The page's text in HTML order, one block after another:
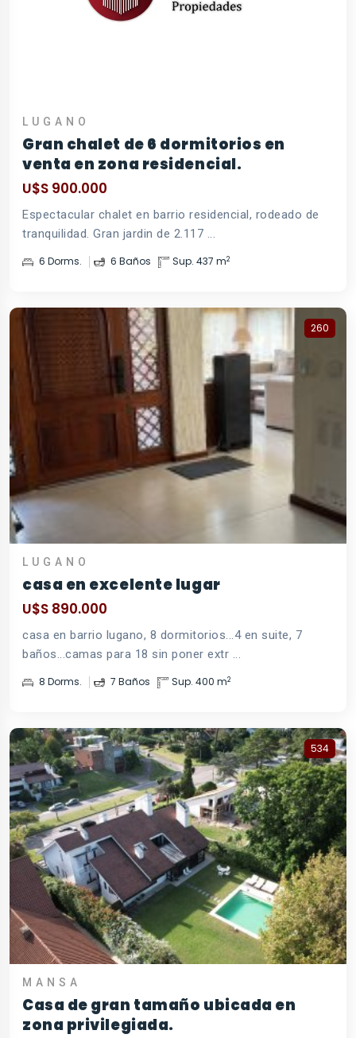
LUGANO
Gran chalet de 6 dormitorios en
venta en zona residencial.
U$S 900.000
Espectacular chalet en barrio residencial, rodeado de
tranquilidad. Gran jardin de 2.117 ...
6 Dorms. 6 Baños Sup. 437 m2
260
LUGANO
casa en excelente lugar
U$S 890.000
casa en barrio lugano, 8 dormitorios...4 en suite, 7
baños...camas para 18 sin poner extr ...
8 Dorms. 7 Baños Sup. 400 m2
534
MANSA
Casa de gran tamaño ubicada en
zona privilegiada.